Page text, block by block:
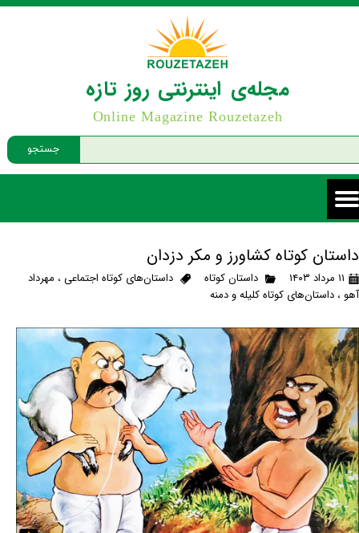
جستجو
مجله‌ی اینترنتی روز تازه
Online Magazine Rouzetazeh
داستان کوتاه کشاورز و مکر دزدان
۱۱ مرداد ۱۴۰۳ داستان کوتاه داستان‌های کوتاه اجتماعی، مهرداد
آهو ، داستان‌های کوتاه کلیله و دمنه